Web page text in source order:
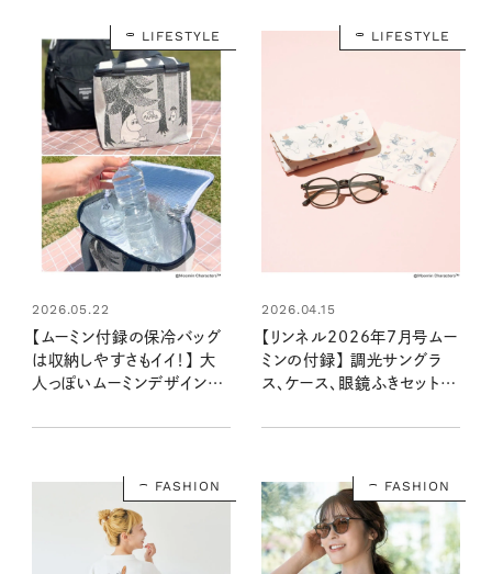
LIFESTYLE
2026.05.22
【ムーミン付録の保冷バッグ
は収納しやすさもイイ！】 大
人っぽいムーミンデザインが
LIFESTYLE
2026.04.15
【リンネル2026年7月号ムー
ミンの付録】 調光サングラ
ス、ケース、眼鏡ふきセットが
ンネル2026年7月号増刊
FASHION FASHION